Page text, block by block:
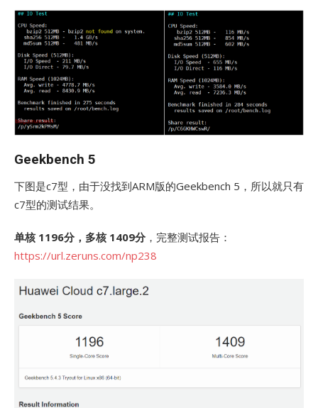
Geekbench 5
下图是c7型，由于没找到ARM版的Geekbench 5，所以就只有
c7型的测试结果。
单核 1196分，多核 1409分，完整测试报告：
https://url.zeruns.com/np238